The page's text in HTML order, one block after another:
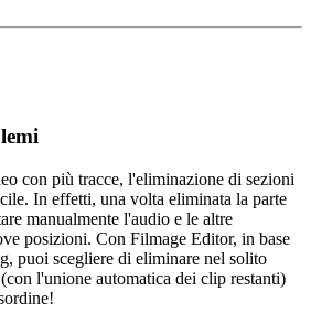
con più tracce, l'eliminazione di sezioni
In effetti, una volta eliminata la parte
manualmente l'audio e le altre
posizioni. Con Filmage Editor, in base
puoi scegliere di eliminare nel solito
l'unione automatica dei clip restanti)